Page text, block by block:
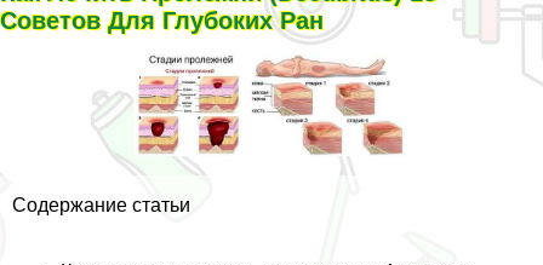
Советов Для Глубоких Ран
Содержание статьи